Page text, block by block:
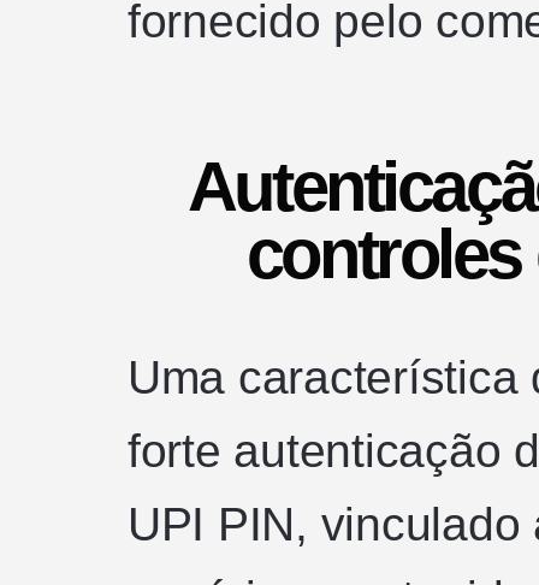
fornecido pelo
controles
Uma característica
forte autenticação
UPI PIN,